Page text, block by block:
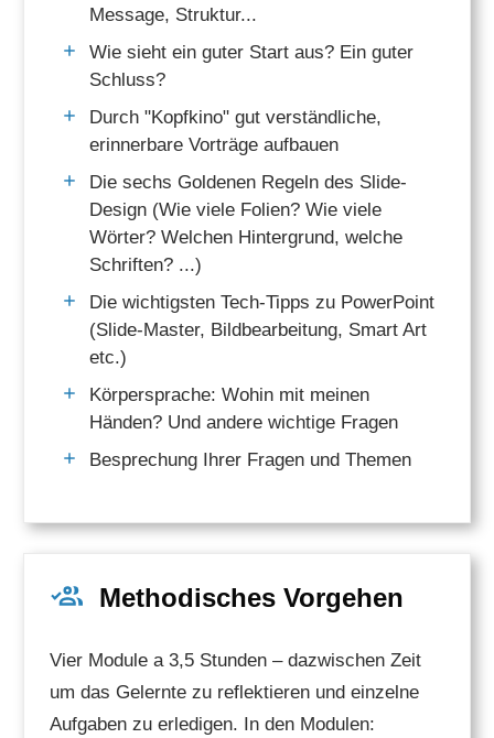
Message, Struktur...
Wie sieht ein guter Start aus? Ein guter
Schluss?
Durch "Kopfkino" gut verständliche,
erinnerbare Vorträge aufbauen
Die sechs Goldenen Regeln des Slide-
Design (Wie viele Folien? Wie viele
Wörter? Welchen Hintergrund, welche
Schriften? ...)
Die wichtigsten Tech-Tipps zu PowerPoint
(Slide-Master, Bildbearbeitung, Smart Art
etc.)
Körpersprache: Wohin mit meinen
Händen? Und andere wichtige Fragen
Besprechung Ihrer Fragen und Themen
Methodisches Vorgehen
Vier Module a 3,5 Stunden – dazwischen Zeit
um das Gelernte zu reflektieren und einzelne
Aufgaben zu erledigen. In den Modulen: